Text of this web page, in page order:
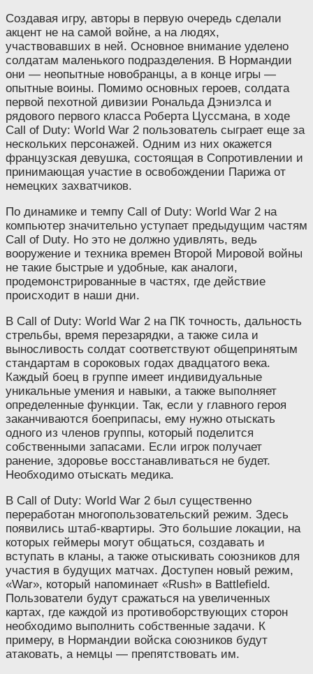
Создавая игру, авторы в первую очередь сделали
акцент не на самой войне, а на людях,
участвовавших в ней. Основное внимание уделено
солдатам маленького подразделения. В Нормандии
они — неопытные новобранцы, а в конце игры —
опытные воины. Помимо основных героев, солдата
первой пехотной дивизии Рональда Дэниэлса и
рядового первого класса Роберта Цуссмана, в ходе
Call of Duty: World War 2 пользователь сыграет еще за
нескольких персонажей. Одним из них окажется
французская девушка, состоящая в Сопротивлении и
принимающая участие в освобождении Парижа от
немецких захватчиков.
По динамике и темпу Call of Duty: World War 2 на
компьютер значительно уступает предыдущим частям
Call of Duty. Но это не должно удивлять, ведь
вооружение и техника времен Второй Мировой войны
не такие быстрые и удобные, как аналоги,
продемонстрированные в частях, где действие
происходит в наши дни.
В Call of Duty: World War 2 на ПК точность, дальность
стрельбы, время перезарядки, а также сила и
выносливость солдат соответствуют общепринятым
стандартам в сороковых годах двадцатого века.
Каждый боец в группе имеет индивидуальные
уникальные умения и навыки, а также выполняет
определенные функции. Так, если у главного героя
заканчиваются боеприпасы, ему нужно отыскать
одного из членов группы, который поделится
собственными запасами. Если игрок получает
ранение, здоровье восстанавливаться не будет.
Необходимо отыскать медика.
В Call of Duty: World War 2 был существенно
переработан многопользовательский режим. Здесь
появились штаб-квартиры. Это большие локации, на
которых геймеры могут общаться, создавать и
вступать в кланы, а также отыскивать союзников для
участия в будущих матчах. Доступен новый режим,
«War», который напоминает «Rush» в Battlefield.
Пользователи будут сражаться на увеличенных
картах, где каждой из противоборствующих сторон
необходимо выполнить собственные задачи. К
примеру, в Нормандии войска союзников будут
атаковать, а немцы — препятствовать им.